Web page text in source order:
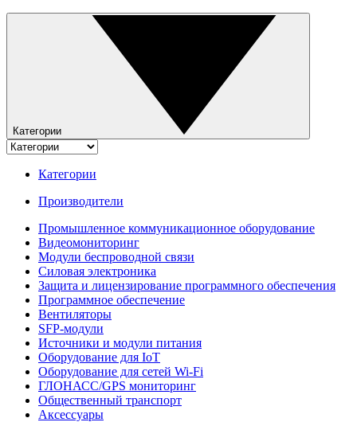
Категории
Категории
Производители
Промышленное коммуникационное оборудование
Видеомониторинг
Модули беспроводной связи
Силовая электроника
Защита и лицензирование программного обеспечения
Программное обеспечение
Вентиляторы
SFP-модули
Источники и модули питания
Оборудование для IoT
Оборудование для сетей Wi-Fi
ГЛОНАСС/GPS мониторинг
Общественный транспорт
Аксессуары